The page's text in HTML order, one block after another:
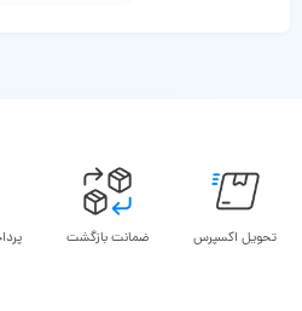
تحویل اکسپرس ضمانت بازگشت